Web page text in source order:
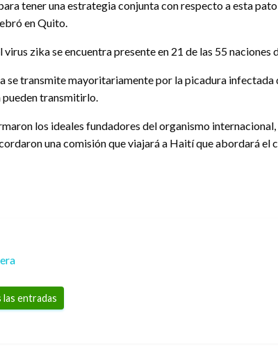
tener una estrategia conjunta con respecto a esta
en Quito.
zika se encuentra presente en 21 de las 55
se transmite mayoritariamente por la picadura
pueden transmitirlo.
los ideales fundadores del organismo
una comisión que viajará a Haití que abordará el
entradas